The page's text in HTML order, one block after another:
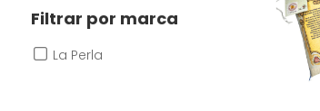
Filtrar por marca
La Perla